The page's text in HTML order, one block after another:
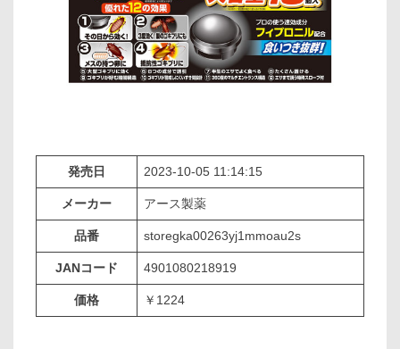
発売日 2023-10-05 11:14:15
メーカー アース製薬
品番 storegka00263yj1mmoau2s
JANコード 4901080218919
価格 ￥1224